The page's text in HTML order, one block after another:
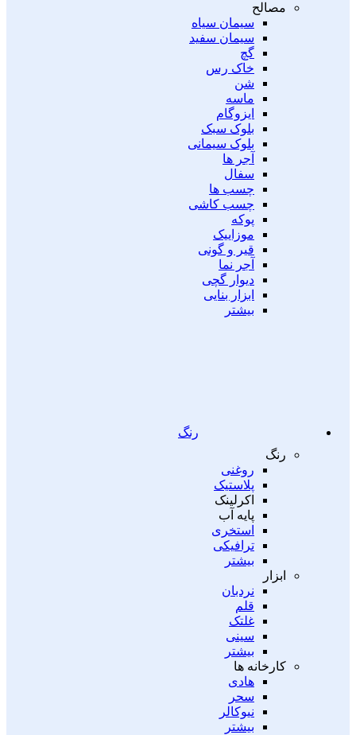
مصالح
سیمان سیاه
سیمان سفید
گچ
خاک رس
شن
ماسه
ایزوگام
بلوک سبک
بلوک سیمانی
آجر ها
سفال
چسب ها
چسب کاشی
پوکه
موزاییک
قیر و گونی
آجر نما
دیوار گچی
ابزار بنایی
بیشتر
رنگ
رنگ
روغنی
پلاستیک
اکرلینک
پایه آب
استخری
ترافیکی
بیشتر
ابزار
نردبان
قلم
غلتک
سینی
بیشتر
کارخانه ها
هادی
سحر
نیوکالر
بیشتر